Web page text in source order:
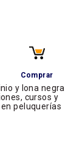
Comprar
y lona negra
cursos y
peluquerías